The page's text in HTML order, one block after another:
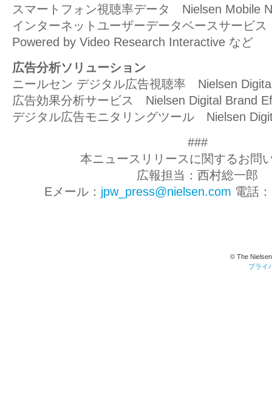
スマートフォン視聴率データ Nielsen Mobile
インターネットユーザーデータベースサービ
Powered by Video Research Interactive など
広告分析ソリューション
ニールセン デジタル広告視聴率 Nielsen
広告効果分析サービス Nielsen Digital Brand
デジタル広告モニタリングツール Nielsen
###
本ニュースリリースに関するお問
広報担当：西村総一郎
Eメール： jpw_press@nielsen.com 電話
© The
プライ